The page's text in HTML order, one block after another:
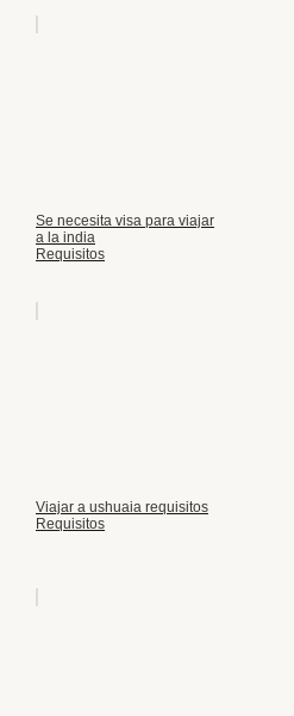
Se necesita visa para viajar
a la india
Requisitos
Viajar a ushuaia requisitos
Requisitos